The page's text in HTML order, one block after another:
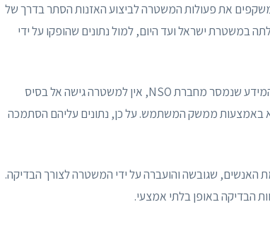
את פעולות המשטרה לביצוע האזנות הסתר בדרך של
ישראל ועד היום, למול נתונים שהופקו על ידי
יצוין כי המערכת מותקנת במתקני משטרת ישראל בלבד. לפי המידע שנמסר מחברת NSO, אין למשטרה גישה אל בסיס
באמצעות ממשק המשתמש. על כן, נתונים עליהם הסתמכה
האנשים, שגובשה והועברה על ידי המשטרה לצורך הבדיקה.
הבדיקה באופן בלתי אמצעי.